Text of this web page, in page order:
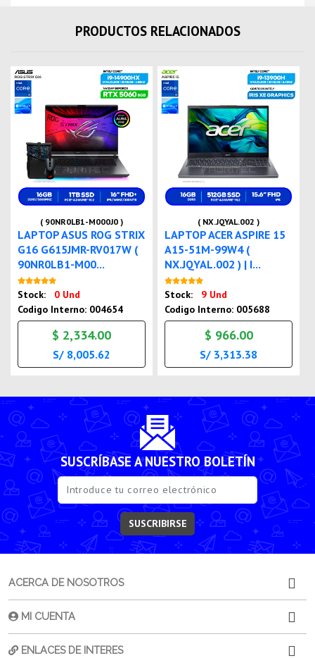
PRODUCTOS RELACIONADOS
( 90NR0LB1-M000J0 )
LAPTOP ASUS ROG STRIX
G16 G615JMR-RV017W (
90NR0LB1-M00...
Stock:
0 Und
Codigo Interno: 004654
$ 2,334.00
S/ 8,005.62
( NX.JQYAL.002 )
LAPTOP ACER ASPIRE 15
A15-51M-99W4 (
NX.JQYAL.002 ) | I...
Stock:
9 Und
Codigo Interno: 005688
$ 966.00
S/ 3,313.38
SUSCRÍBASE A NUESTRO BOLETÍN
SUSCRIBIRSE
ACERCA DE NOSOTROS
MI CUENTA
ENLACES DE INTERES